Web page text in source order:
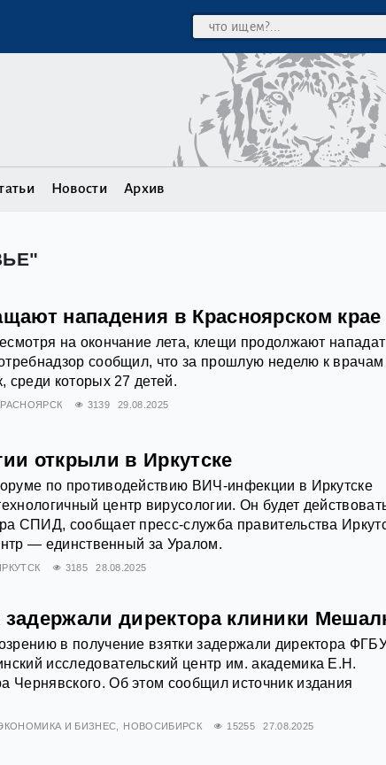
Новости Архив
нападения в Красноярском крае
на окончание лета, клещи продолжают
сообщил, что за прошлую неделю к врачам
среди которых 27 детей.
3139 29.08.2025
открыли в Иркутске
по противодействию ВИЧ-инфекции в Иркутске
центр вирусологии. Он будет
СПИД, сообщает пресс-служба правительства
— единственный за Уралом.
3185 28.08.2025
директора клиники
в получение взятки задержали директора
исследовательский центр им. академика Е.Н.
Чернявского. Об этом сообщил источник издания
И БИЗНЕС НОВОСИБИРСК 15255 27.08.2025